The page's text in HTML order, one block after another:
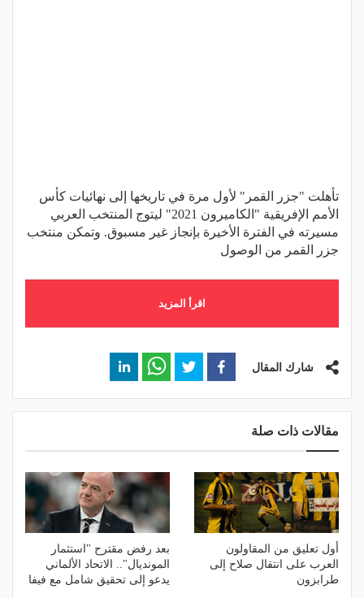
تأهلت "جزر القمر" لأول مرة في تاريخها إلى نهائيات كأس
الأمم الإفريقية "الكاميرون 2021" ليتوج المنتخب العربي
مسيرته في الفترة الأخيرة بإنجاز غير مسبوق. وتمكن منتخب
جزر القمر من الوصول
اقرأ المزيد
شارك المقال
مقالات ذات صلة
أول تعليق من المقاولون
العرب على انتقال صلاح إلى
طرابزون
بعد رفض مقترح "استثمار
المونديال".. الاتحاد الألماني
يدعو إلى تحقيق شامل مع فيفا